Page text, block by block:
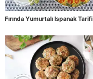
Fırında Yumurtalı Ispanak Tarifi